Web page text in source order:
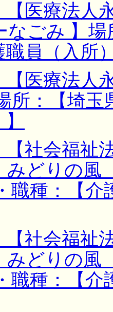
【医療法
なごみ 】
職員（入所
【医療法
所：【埼
【社会福
どりの風
職種：【
【社会福
どりの風
職種：【